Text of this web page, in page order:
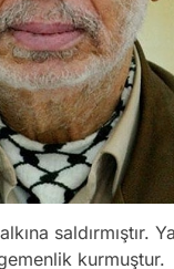
saldırmıştır.
kurmuştur.